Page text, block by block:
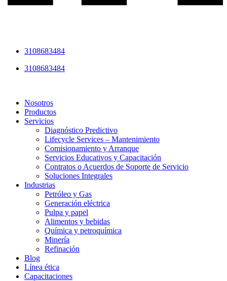
3108683484
3108683484
Nosotros
Productos
Servicios
Diagnóstico Predictivo
Lifecycle Services – Mantenimiento
Comisionamiento y Arranque
Servicios Educativos y Capacitación
Contratos o Acuerdos de Soporte de Servicio
Soluciones Integrales
Industrias
Petróleo y Gas
Generación eléctrica
Pulpa y papel
Alimentos y bebidas
Química y petroquímica
Minería
Refinación
Blog
Línea ética
Capacitaciones